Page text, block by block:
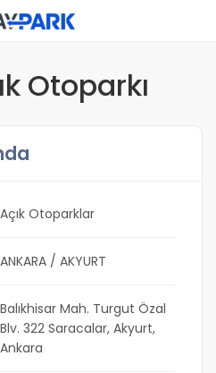
Otoparkı
Açık Otoparklar
ANKARA / AKYURT
Balıkhisar Mah. Turgut Özal
Blv. 322 Saracalar, Akyurt,
Ankara